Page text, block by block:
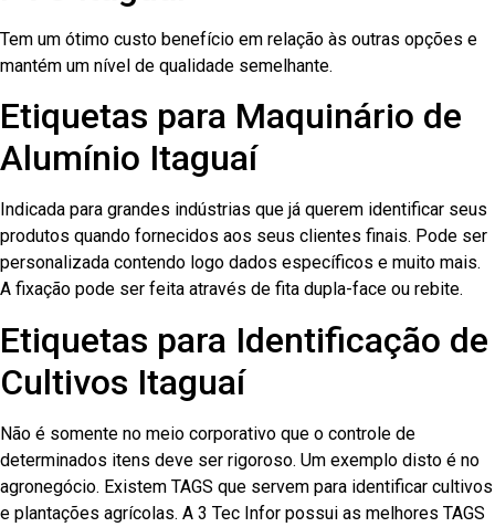
Tem um ótimo custo benefício em relação às outras opções e
mantém um nível de qualidade semelhante.
Etiquetas para Maquinário de
Alumínio Itaguaí
Indicada para grandes indústrias que já querem identificar seus
produtos quando fornecidos aos seus clientes finais. Pode ser
personalizada contendo logo dados específicos e muito mais.
A fixação pode ser feita através de fita dupla-face ou rebite.
Etiquetas para Identificação de
Cultivos Itaguaí
Não é somente no meio corporativo que o controle de
determinados itens deve ser rigoroso. Um exemplo disto é no
agronegócio. Existem TAGS que servem para identificar cultivos
e plantações agrícolas. A 3 Tec Infor possui as melhores TAGS